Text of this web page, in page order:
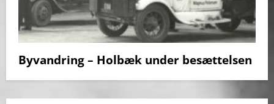
Byvandring – Holbæk under besættelsen